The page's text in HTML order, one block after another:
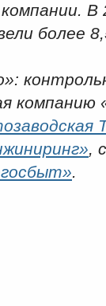
В
более
компанию
,
.